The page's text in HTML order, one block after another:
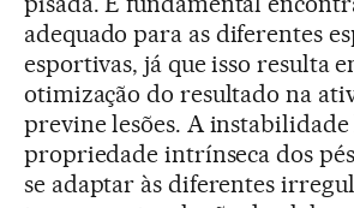
adequado para as diferentes
esportivas, já que isso resulta
otimização do resultado na
previne lesões. A
propriedade intrínseca dos
se adaptar às diferentes